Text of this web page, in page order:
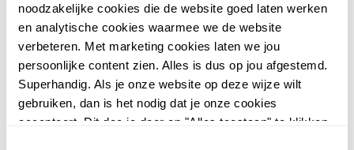
noodzakelijke cookies die de website goed laten werken
en analytische cookies waarmee we de website
verbeteren. Met marketing cookies laten we jou
persoonlijke content zien. Alles is dus op jou afgestemd.
Superhandig. Als je onze website op deze wijze wilt
gebruiken, dan is het nodig dat je onze cookies
accepteert. Dit doe je door op "Alles toestaan" te klikken.